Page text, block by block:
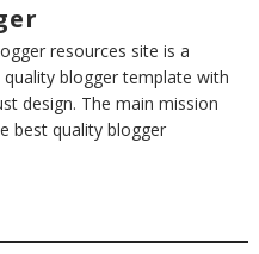
resources site is a
blogger template with
design. The main mission
best quality blogger